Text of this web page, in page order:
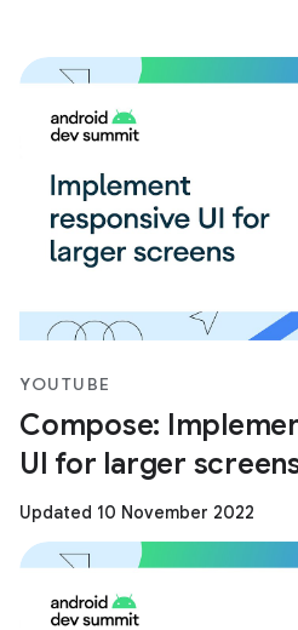
YOUTUBE
Compose:
UI for larger
Updated 10 November 2022